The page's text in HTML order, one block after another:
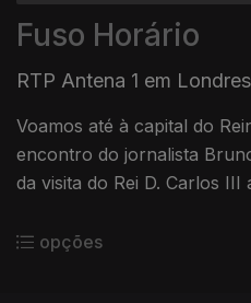
Fuso Horário
RTP Antena 1 em Londres
Voamos até à capital do
encontro do jornalista
da visita do Rei D. Carlos
opções